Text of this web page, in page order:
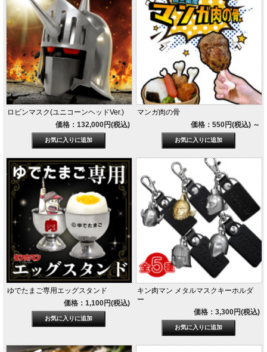
ロビンマスク(ユニコーンヘッドVer.)
価格：132,000円(税込)
マンガ肉の骨
価格：550円(税込)～
ゆでたまご専用エッグスタンド
価格：1,100円(税込)
キン肉マン メタルマスクキーホルダ
ー
価格：3,300円(税込)